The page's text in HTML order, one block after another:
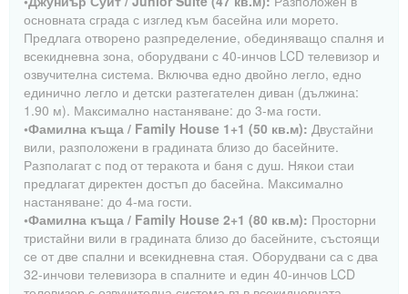
основната сграда с изглед към басейна или морето.
Предлага отворено разпределение, обединяващо спалня и
всекидневна зона, оборудвани с 40-инчов LCD телевизор и
озвучителна система. Включва едно двойно легло, едно
единично легло и детски разтегателен диван (дължина:
1.90 м). Максимално настаняване: до 3-ма гости.
•Фамилна къща / Family House 1+1 (50 кв.м): Двустайни
вили, разположени в градината близо до басейните.
Разполагат с под от теракота и баня с душ. Някои стаи
предлагат директен достъп до басейна. Максимално
настаняване: до 4-ма гости.
•Фамилна къща / Family House 2+1 (80 кв.м): Просторни
тристайни вили в градината близо до басейните, състоящи
се от две спални и всекидневна стая. Оборудвани са с два
32-инчови телевизора в спалните и един 40-инчов LCD